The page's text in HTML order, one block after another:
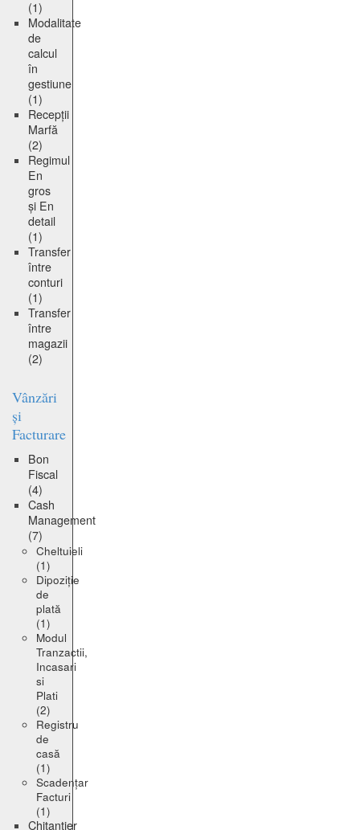
(1)
Modalitate
de
calcul
în
gestiune
(1)
Recepții
Marfă
(2)
Regimul
En
gros
și En
detail
(1)
Transfer
între
conturi
(1)
Transfer
între
magazii
(2)
Vânzări
și
Facturare
Bon
Fiscal
(4)
Cash
Management
(7)
Cheltuieli
(1)
Dipoziție
de
plată
(1)
Modul
Tranzactii,
Incasari
si
Plati
(2)
Registru
de
casă
(1)
Scadențar
Facturi
(1)
Chitanțier